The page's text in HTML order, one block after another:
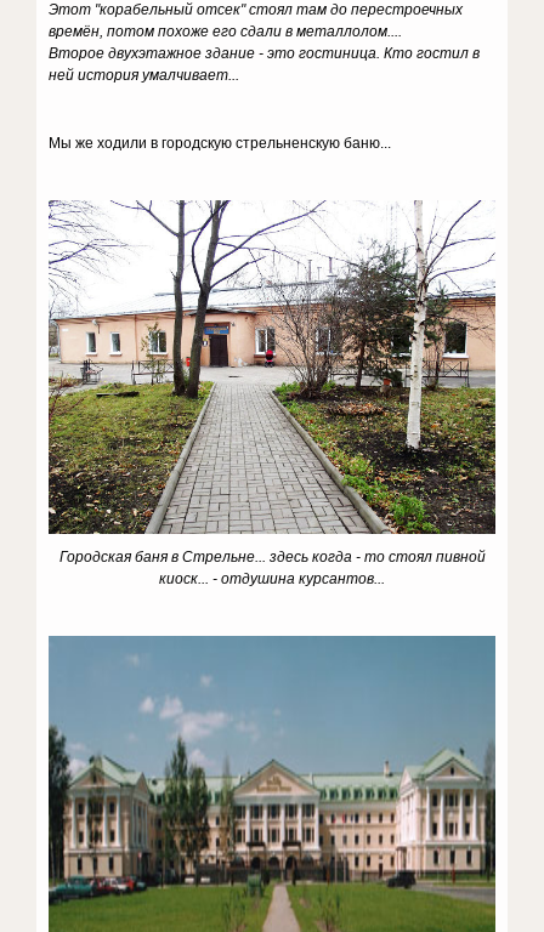
Этот "корабельный отсек" стоял там до перестроечных
времён, потом похоже его сдали в металлолом....
Второе двухэтажное здание - это гостиница. Кто гостил в
ней история умалчивает...
Мы же ходили в городскую стрельненскую баню...
Городская баня в Стрельне... здесь когда - то стоял пивной
киоск... - отдушина курсантов...